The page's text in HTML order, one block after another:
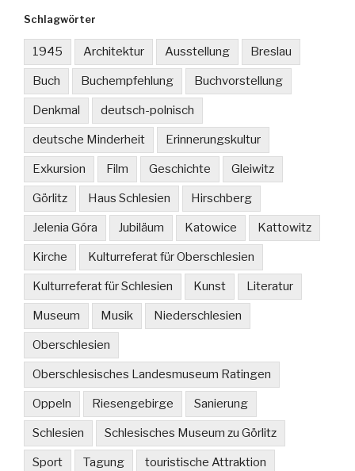
Schlagwörter
1945 Architektur Ausstellung Breslau
Buch Buchempfehlung Buchvorstellung
Denkmal deutsch-polnisch
deutsche Minderheit Erinnerungskultur
Exkursion Film Geschichte Gleiwitz
Görlitz Haus Schlesien Hirschberg
Jelenia Góra Jubiläum Katowice Kattowitz
Kirche Kulturreferat für Oberschlesien
Kulturreferat für Schlesien Kunst Literatur
Museum Musik Niederschlesien
Oberschlesien
Oberschlesisches Landesmuseum Ratingen
Oppeln Riesengebirge Sanierung
Schlesien Schlesisches Museum zu Görlitz
Sport Tagung touristische Attraktion